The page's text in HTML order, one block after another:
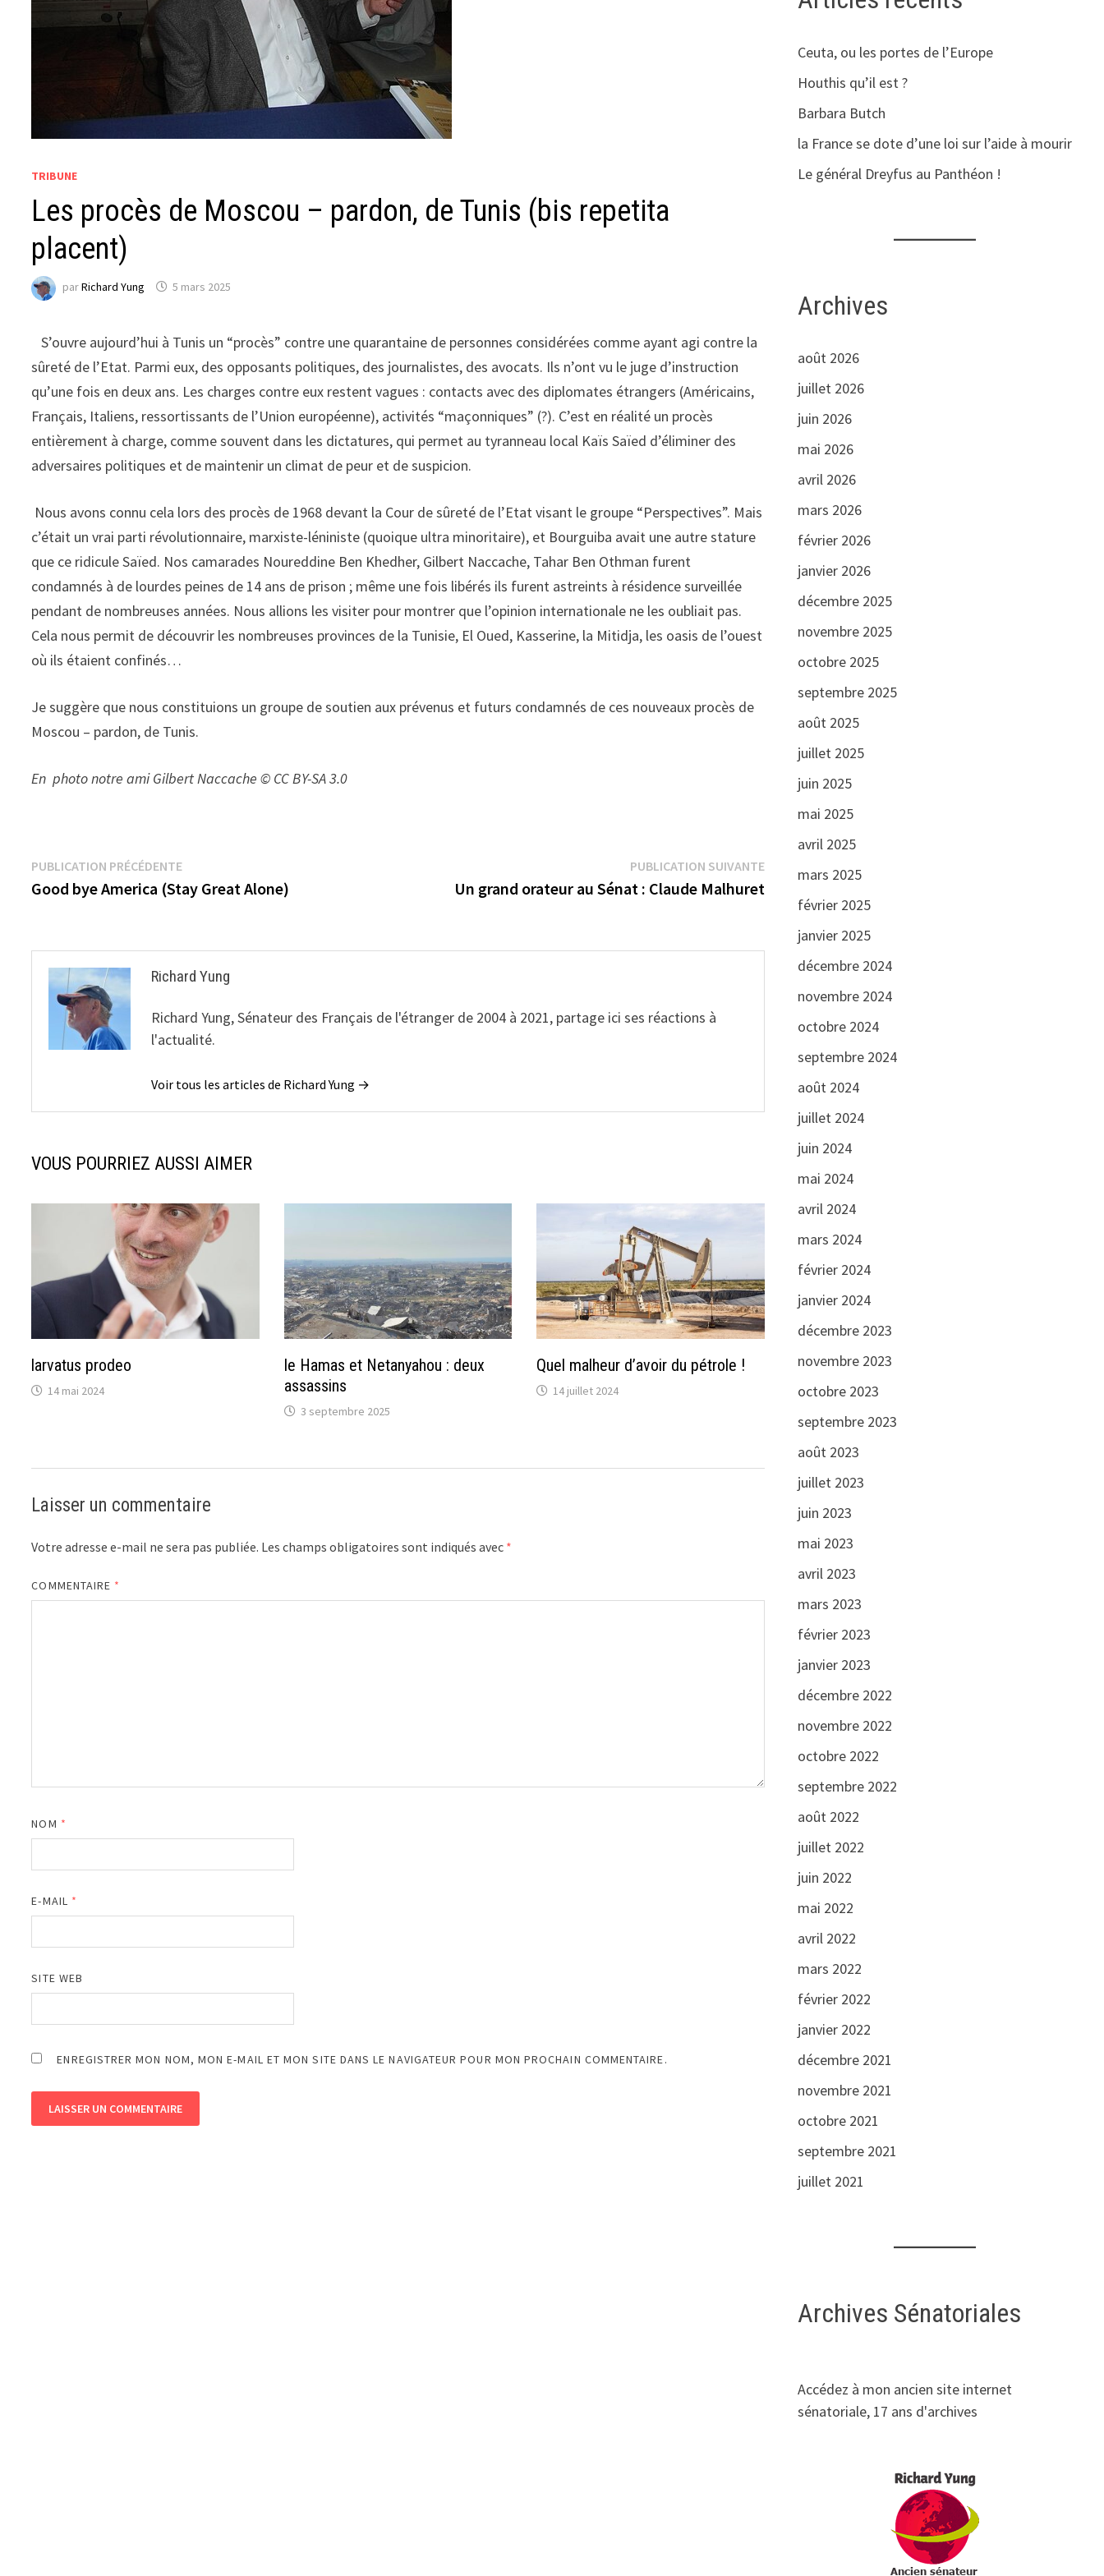
TRIBUNE
Les procès de Moscou – pardon, de Tunis (bis repetita
placent)
parRichard Yung 5 mars 2025
S’ouvre aujourd’hui à Tunis un “procès” contre une quarantaine de personnes considérées comme ayant agi contre la
sûreté de l’Etat. Parmi eux, des opposants politiques, des journalistes, des avocats. Ils n’ont vu le juge d’instruction
qu’une fois en deux ans. Les charges contre eux restent vagues : contacts avec des diplomates étrangers (Américains,
Français, Italiens, ressortissants de l’Union européenne), activités “maçonniques” (?). C’est en réalité un procès
entièrement à charge, comme souvent dans les dictatures, qui permet au tyranneau local Kaïs Saïed d’éliminer des
adversaires politiques et de maintenir un climat de peur et de suspicion.
Nous avons connu cela lors des procès de 1968 devant la Cour de sûreté de l’Etat visant le groupe “Perspectives”. Mais
c’était un vrai parti révolutionnaire, marxiste-léniniste (quoique ultra minoritaire), et Bourguiba avait une autre stature
que ce ridicule Saïed. Nos camarades Noureddine Ben Khedher, Gilbert Naccache, Tahar Ben Othman furent
condamnés à de lourdes peines de 14 ans de prison ; même une fois libérés ils furent astreints à résidence surveillée
pendant de nombreuses années. Nous allions les visiter pour montrer que l’opinion internationale ne les oubliait pas.
Cela nous permit de découvrir les nombreuses provinces de la Tunisie, El Oued, Kasserine, la Mitidja, les oasis de l’ouest
où ils étaient confinés…
Je suggère que nous constituions un groupe de soutien aux prévenus et futurs condamnés de ces nouveaux procès de
Moscou – pardon, de Tunis.
En photo notre ami Gilbert Naccache © CC BY-SA 3.0
Navigation
de
PUBLICATION PRÉCÉDENTEPublication
précédente :
Good bye America (Stay Great Alone)
PUBLICATION SUIVANTEPublication
suivante :
Un grand orateur au Sénat : Claude Malhuret
Richard Yung
Richard Yung, Sénateur des Français de l'étranger de 2004 à 2021, partage ici ses réactions à
l'actualité.
Voir tous les articles de Richard Yung →
VOUS POURRIEZ AUSSI AIMER
larvatus prodeo
14 mai 2024
le Hamas et Netanyahou : deux
assassins
3 septembre 2025
Quel malheur d’avoir du pétrole !
14 juillet 2024
Laisser un commentaire
Votre adresse e-mail ne sera pas publiée. Les champs obligatoires sont indiqués avec *
COMMENTAIRE *
NOM *
E-MAIL *
SITE WEB
ENREGISTRER MON NOM, MON E-MAIL ET MON SITE DANS LE NAVIGATEUR POUR MON PROCHAIN COMMENTAIRE.
Ceuta, ou les portes de l’Europe
Houthis qu’il est ?
Barbara Butch
la France se dote d’une loi sur l’aide à mourir
Le général Dreyfus au Panthéon !
Archives
août 2026
juillet 2026
juin 2026
mai 2026
avril 2026
mars 2026
février 2026
janvier 2026
décembre 2025
novembre 2025
octobre 2025
septembre 2025
août 2025
juillet 2025
juin 2025
mai 2025
avril 2025
mars 2025
février 2025
janvier 2025
décembre 2024
novembre 2024
octobre 2024
septembre 2024
août 2024
juillet 2024
juin 2024
mai 2024
avril 2024
mars 2024
février 2024
janvier 2024
décembre 2023
novembre 2023
octobre 2023
septembre 2023
août 2023
juillet 2023
juin 2023
mai 2023
avril 2023
mars 2023
février 2023
janvier 2023
décembre 2022
novembre 2022
octobre 2022
septembre 2022
août 2022
juillet 2022
juin 2022
mai 2022
avril 2022
mars 2022
février 2022
janvier 2022
décembre 2021
novembre 2021
octobre 2021
septembre 2021
juillet 2021
Archives Sénatoriales
Accédez à mon ancien site internet
sénatoriale, 17 ans d'archives